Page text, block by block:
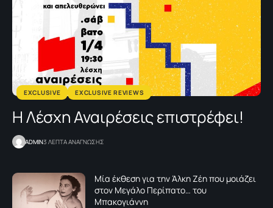
EXCLUSIVE EXCLUSIVE REVIEWS
H Λέσχη Αναιρέσεις επιστρέφει!
ADMIN3 ΛΕΠΤΑ ΑΝΑΓΝΩΣΗΣ
Μία έκθεση για την Άλκη Ζέη που μοιάζει
στον Μεγάλο Περίπατο… του
Μπακογιάννη